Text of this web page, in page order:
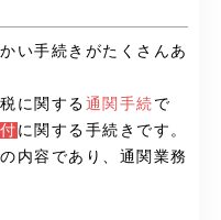
い手続きがたくさんあ
に関する 通関手続 で
に関する手続きです。
内容であり、通関業務